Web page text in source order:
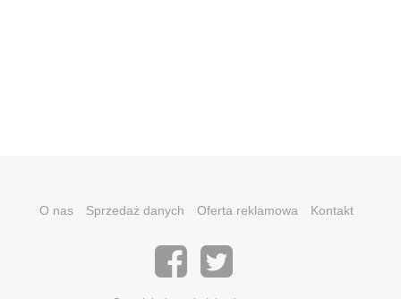
O nas Sprzedaż danych Oferta reklamowa Kontakt